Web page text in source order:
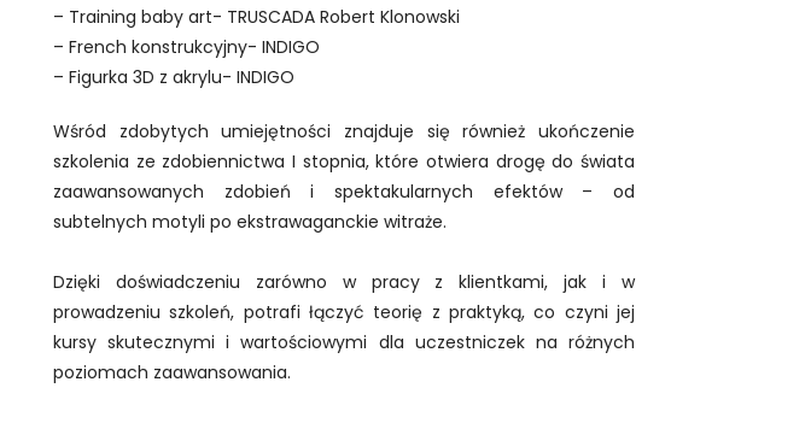
– Training baby art- TRUSCADA Robert Klonowski
– French konstrukcyjny- INDIGO
– Figurka 3D z akrylu- INDIGO
Wśród zdobytych umiejętności znajduje się również ukończenie
szkolenia ze zdobiennictwa I stopnia, które otwiera drogę do świata
zaawansowanych zdobień i spektakularnych efektów – od
subtelnych motyli po ekstrawaganckie witraże.
Dzięki doświadczeniu zarówno w pracy z klientkami, jak i w
prowadzeniu szkoleń, potrafi łączyć teorię z praktyką, co czyni jej
kursy skutecznymi i wartościowymi dla uczestniczek na różnych
poziomach zaawansowania.